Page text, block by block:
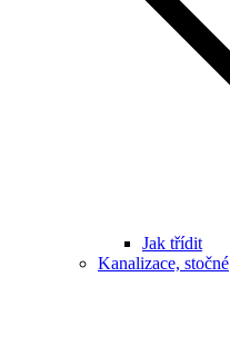
Jak třídit
Kanalizace, stočné